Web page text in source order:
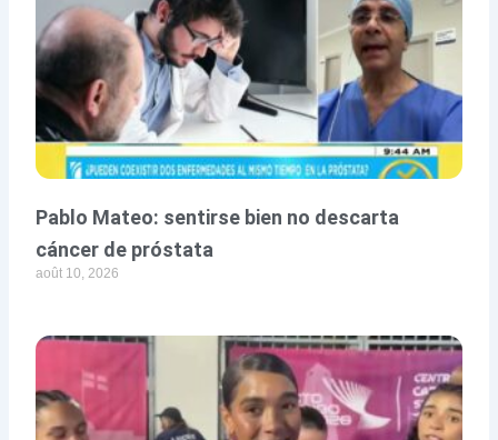
Pablo Mateo: sentirse bien no descarta
cáncer de próstata
août 10, 2026